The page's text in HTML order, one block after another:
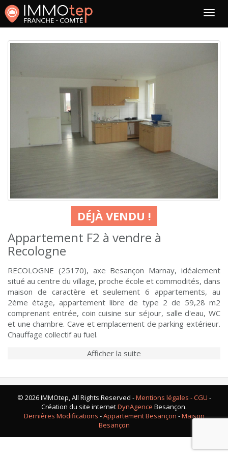
DÉJÀ VENDU !
Appartement F2 à vendre à
Recologne
RECOLOGNE (25170), axe Besançon Marnay, idéalement
situé au centre du village, proche école et commodités, dans
maison de caractère et seulement 6 appartements, au
2ème étage, appartement libre de type 2 de 59,28 m2
comprenant entrée, coin cuisine sur séjour, salle d'eau, WC
et une chambre. Cave et emplacement de parking extérieur.
Chauffage collectif au fuel.
Afficher la suite
© 2026 IMMOtep, All Rights Reserved -Mentions légales - CGU -
Création du site internetDynAgence Besançon.
Dernières Modifications -Appartement Besançon -Maison
Besançon